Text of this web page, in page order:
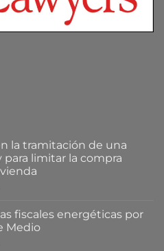
la tramitación de una
limitar la compra
en
fiscales energéticas por
Medio